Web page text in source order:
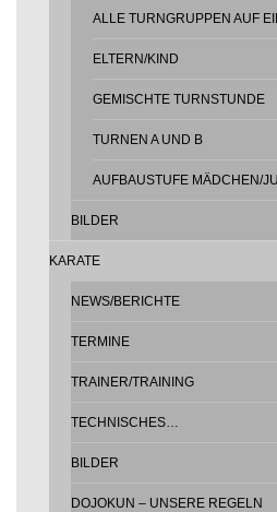
ALLE TURNGRUPPEN AUF
ELTERN/KIND
GEMISCHTE TURNSTUNDE
TURNEN A UND B
AUFBAUSTUFE MÄDCHEN/
BILDER
KARATE
NEWS/BERICHTE
TERMINE
TRAINER/TRAINING
TECHNISCHES…
BILDER
DOJOKUN – UNSERE REGELN